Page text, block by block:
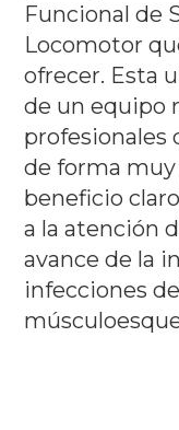
Funcional de
Locomotor
ofrecer. Esta
de un equipo
profesionales
de forma
beneficio
a la atención
avance de la
infecciones